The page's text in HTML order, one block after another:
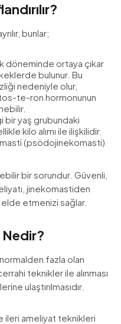
bunlar;
döneminde ortaya çıkar
bulunur. Bu
nedeniyle olur,
te-ron hormonunun
bir yaş grubundaki
kilo alımı ile ilişkilidir.
(psödojinekomasti)
bir sorundur. Güvenli,
jinekomastiden
etmenizi sağlar.
Nedir?
fazla olan
teknikler ile alınması
ulaştırılmasıdır.
ileri ameliyat teknikleri